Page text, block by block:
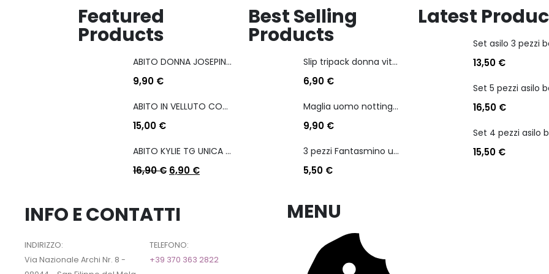
Featured
Products
ABITO DONNA JOSEPINA MIS M/L
9,90 €
ABITO IN VELLUTO CON COULISSE LATERALE
15,00 €
ABITO KYLIE TG UNICA COL A SCELTA
16,90€ 6,90 €
Best Selling
Products
Slip tripack donna vita bassa cotonella art 3165 in cotone elasticizzato
6,90 €
Maglia uomo nottingham in caldo cotone scollo a v manica lunga
9,90 €
3 pezzi Fantasmino unisex diadora in cotone mercerizzato tg dalla 35 alla 46
5,50 €
Latest
13,50 €
16,50 €
15,50 €
INFO E CONTATTI
INDIRIZZO:
Via Nazionale Archi Nr. 8 -
TELEFONO:
+39 370 363 2822
MENU